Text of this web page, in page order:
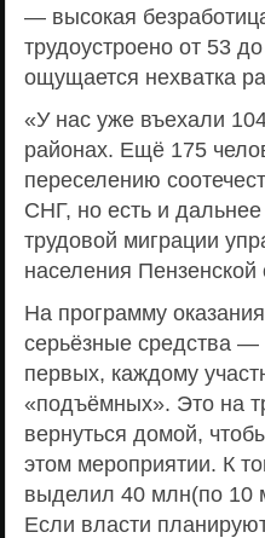
— высокая
трудоустроено от 53
ощущается нехватка
«У нас уже въехали
районах. Ещё 175
переселению
СНГ, но есть и
трудовой миграции
населения Пензенской
На программу
серьёзные средства —
первых, каждому
«подъёмных». Это на
вернуться домой,
этом мероприятии. К
выделил 40 млн(по 10
Если власти